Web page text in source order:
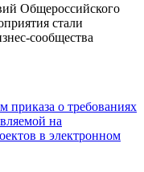
Общероссийского
стали
сообщества
приказа о требованиях
на
в электронном